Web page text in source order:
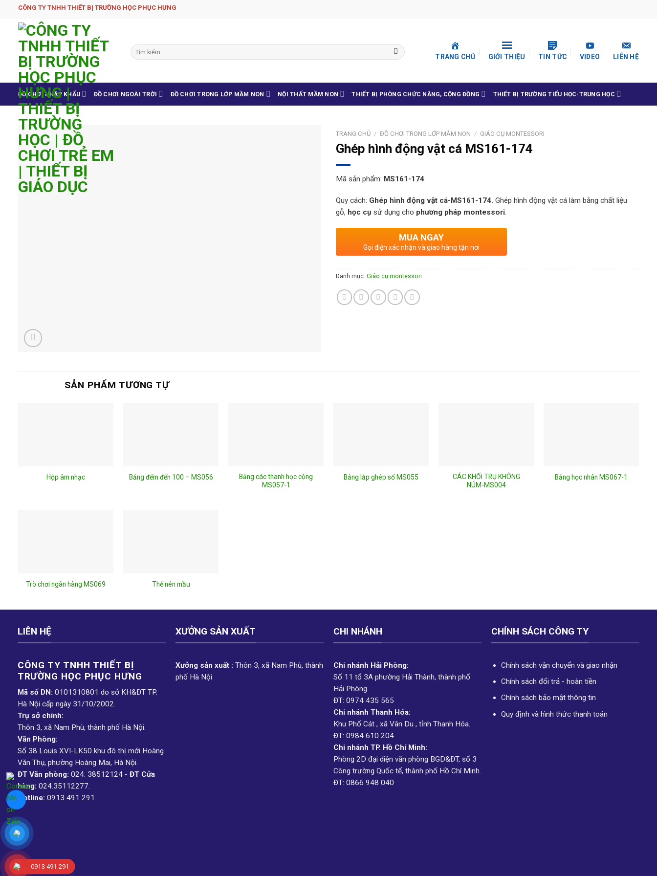
content
CÔNG TY TNHH THIẾT BỊ TRƯỜNG HỌC PHỤC H­ƯNG
Tìm
kiếm:
TRANG CHỦ GIỚI THIỆU TIN TỨC VIDEO LIÊN HỆ
ĐỒ CHƠI NHẬP KHẨU ĐỒ CHƠI NGOÀI TRỜI ĐỒ CHƠI TRONG LỚP MẦM NON NỘI THẤT MẦM NON THIẾT BỊ PHÒNG CHỨC NĂNG, CỘNG ĐỒNG THIẾT BỊ TRƯỜNG TIỂU HỌC-TRUNG HỌC
TRANG CHỦ / ĐỒ CHƠI TRONG LỚP MẦM NON / GIÁO CỤ MONTESSORI
Ghép hình động vật cá MS161-174
Mã sản phẩm: MS161-174
Quy cách: Ghép hình động vật cá-MS161-174. Ghép hình động vật cá làm bằng chất liệu
gỗ, học cụ sử dụng cho phương pháp montessori.
MUA NGAY
Gọi điện xác nhận và giao hàng tận nơi
Danh mục: Giáo cụ montessori
SẢN PHẨM TƯƠNG TỰ
Hộp âm nhạc Bảng đếm đến 100 – MS056
Bảng các thanh học cộng
MS057-1
Bảng lắp ghép số MS055
CÁC KHỐI TRỤ KHÔNG
NÚM-MS004
Bảng học nhân MS067-1
Trò chơi ngân hàng MS069 Thẻ nén mầu
LIÊN HỆ
CÔNG TY TNHH THIẾT BỊ
TRƯỜNG HỌC PHỤC H­ƯNG
Mã số DN: 0101310801 do sở KH&ĐT TP.
Hà Nội cấp ngày 31/10/2002.
Trụ sở chính:
Thôn 3, xã Nam Phù, thành phố Hà Nội.
Văn Phòng:
Số 38 Louis XVI-LK50 khu đô thị mới Hoàng
Văn Thụ, phường Hoàng Mai, Hà Nội.
ĐT Văn phòng: 024. 38512124 - ĐT Cửa
hàng: 024.35112277.
Hotline: 0913 491 291.
XƯỞNG SẢN XUẤT
Xưởng sản xuất : Thôn 3, xã Nam Phù, thành
phố Hà Nội
CHI NHÁNH
Chi nhánh Hải Phòng:
Số 11 tổ 3A phường Hải Thành, thành phố
Hải Phòng.
ĐT: 0974 435 565
Chi nhánh Thanh Hóa:
Khu Phố Cát , xã Vân Du , tỉnh Thanh Hóa.
ĐT: 0984 610 204
Chi nhánh TP. Hồ Chí Minh:
Phòng 2D đại diện văn phòng BGD&ĐT, số 3
Công trường Quốc tế, thành phố Hồ Chí Minh.
ĐT: 0866 948 040
CHÍNH SÁCH CÔNG TY
Chính sách vận chuyển và giao nhận
Chính sách đổi trả - hoàn tiền
Chính sách bảo mật thông tin
Quy định và hình thức thanh toán
0913 491 291